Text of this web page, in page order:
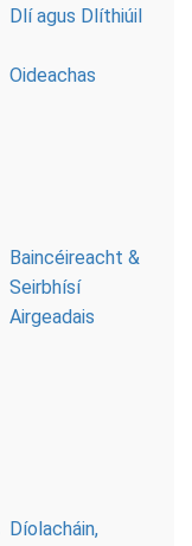
Dlí agus Dlíthiúil
Oideachas
Baincéireacht &
Seirbhísí
Airgeadais
Díolacháin,